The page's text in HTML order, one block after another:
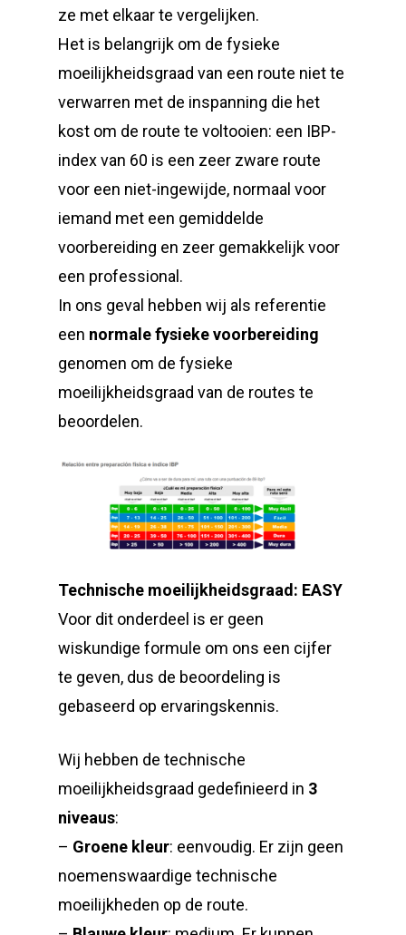
ze met elkaar te vergelijken.
Het is belangrijk om de fysieke
moeilijkheidsgraad van een route niet te
verwarren met de inspanning die het
kost om de route te voltooien: een IBP-
index van 60 is een zeer zware route
voor een niet-ingewijde, normaal voor
iemand met een gemiddelde
voorbereiding en zeer gemakkelijk voor
een professional.
In ons geval hebben wij als referentie
een normale fysieke voorbereiding
genomen om de fysieke
moeilijkheidsgraad van de routes te
beoordelen.
Technische moeilijkheidsgraad: EASY
Voor dit onderdeel is er geen
wiskundige formule om ons een cijfer
te geven, dus de beoordeling is
gebaseerd op ervaringskennis.
Wij hebben de technische
moeilijkheidsgraad gedefinieerd in 3
niveaus:
– Groene kleur: eenvoudig. Er zijn geen
noemenswaardige technische
moeilijkheden op de route.